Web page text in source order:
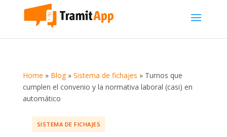
Home » Blog» Sistema de fichajes » Turnos que
cumplen el convenio y la normativa laboral (casi) en
automático
SISTEMA DE FICHAJES